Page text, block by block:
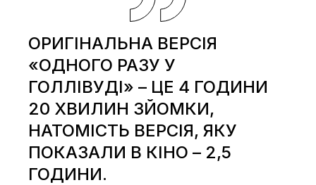
ОРИГІНАЛЬНА ВЕРСІЯ
«ОДНОГО РАЗУ У
ГОЛЛІВУДІ» – ЦЕ 4 ГОДИНИ
20 ХВИЛИН ЗЙОМКИ,
НАТОМІСТЬ ВЕРСІЯ, ЯКУ
ПОКАЗАЛИ В КІНО – 2,5
ГОДИНИ.